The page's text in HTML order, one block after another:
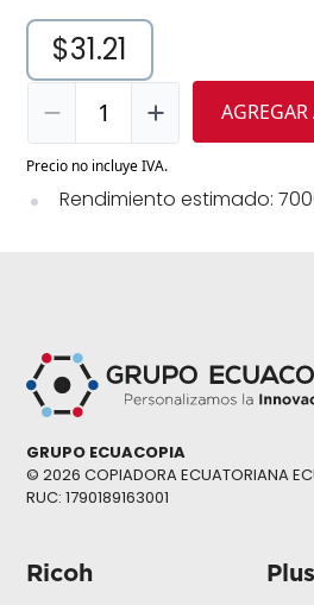
$31.21
1
Precio no incluye IVA.
Rendimiento estimado:
GRUPO ECUACOPIA
© 2026 COPIADORA ECUATORIANA
RUC: 1790189163001
Ricoh